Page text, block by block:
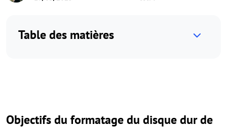
Table des matières
Objectifs du formatage du disque dur de